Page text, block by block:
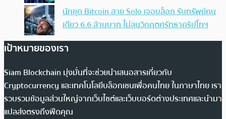
นักขุด Bitcoin สาย Solo เจอบล็อก รับทรัพย์คน
เดียว 6.6 ล้านบาท ไม่สนวิกฤตศรัทธาคริปโทฯ
เป้าหมายของเรา
Siam Blockchain มุ่งมั่นที่จะช่วยนำเสนอสารเกี่ยวกับ
Cryptocurrency และเทคโนโลยีบล็อกเชนเพื่อคนไทย ในภาษาไทย เรา
รวบรวมข้อมูลส่วนใหญ่จากเว็บไซต์และเว็บบอร์ดต่างประเทศและนำมา
แปลส่งตรงถึงฟีดคุณ